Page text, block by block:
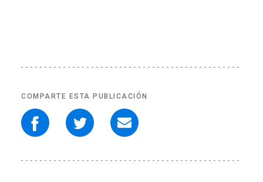
COMPARTE ESTA PUBLICACIÓN